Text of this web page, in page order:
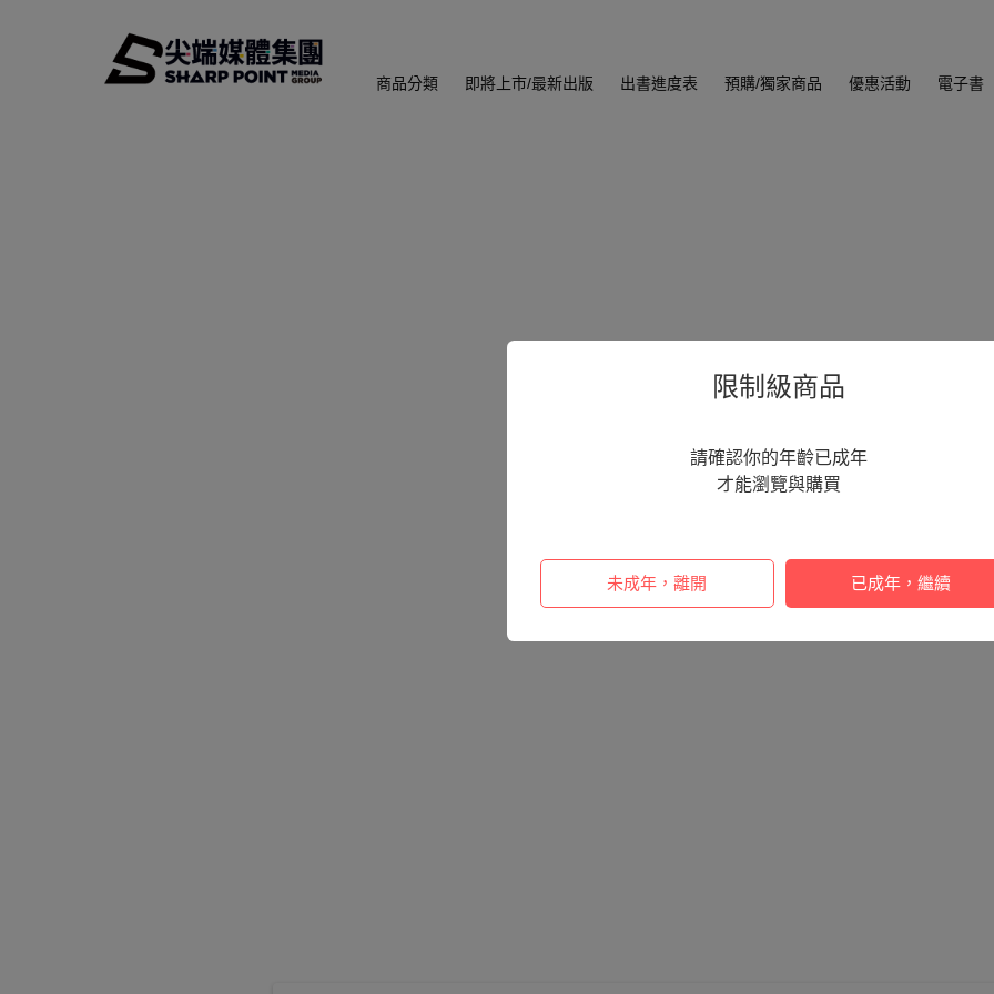
限制級商品
請確認你的年齡已成年
才能瀏覽與購買
未成年，離開 已成年，繼續
商品分類 即將上市/最新出版 出書進度表 預購/獨家商品 優惠活動 電子書